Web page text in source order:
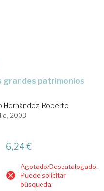
Hernández, Roberto
2003
6,24 €
Agotado/Descatalogado.
Puede solicitar
búsqueda.